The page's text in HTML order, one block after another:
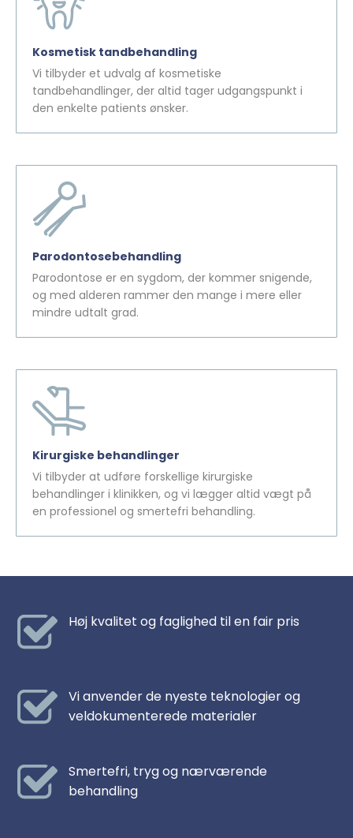
Kosmetisk tandbehandling
Vi tilbyder et udvalg af kosmetiske
tandbehandlinger, der altid tager udgangspunkt i
den enkelte patients ønsker.
Parodontosebehandling
Parodontose er en sygdom, der kommer snigende,
og med alderen rammer den mange i mere eller
mindre udtalt grad.
Kirurgiske behandlinger
Vi tilbyder at udføre forskellige kirurgiske
behandlinger i klinikken, og vi lægger altid vægt på
en professionel og smertefri behandling.
Høj kvalitet og faglighed til en fair pris
Vi anvender de nyeste teknologier og
veldokumenterede materialer
Smertefri, tryg og nærværende
behandling